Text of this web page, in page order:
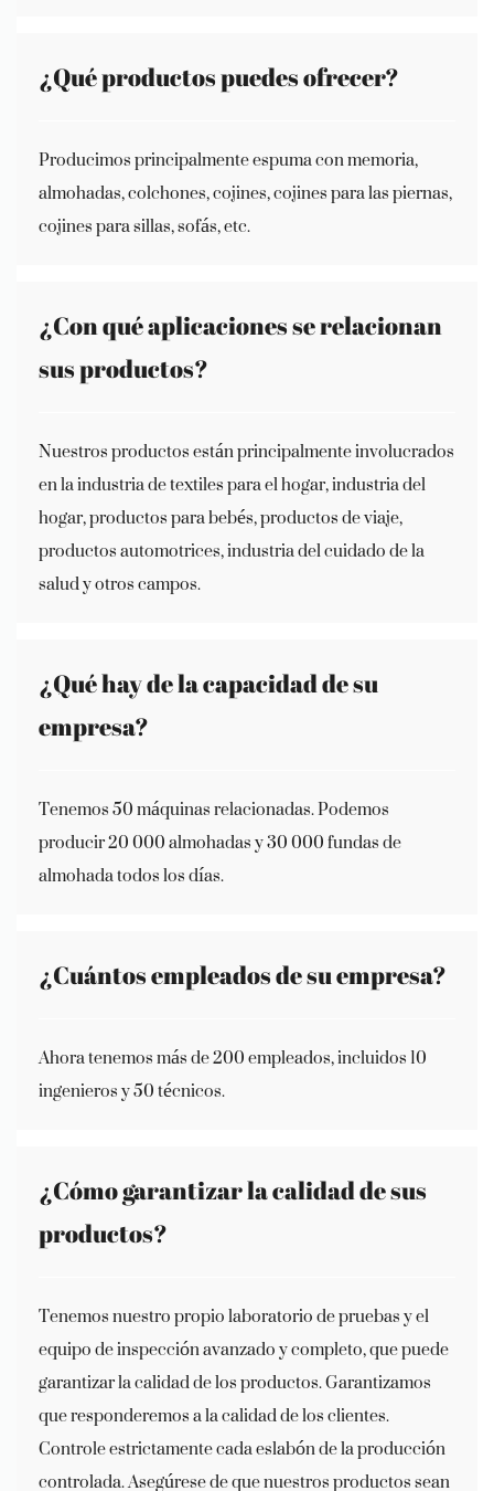
¿Qué productos puedes ofrecer?
Producimos principalmente espuma con memoria,
almohadas, colchones, cojines, cojines para las piernas,
cojines para sillas, sofás, etc.
¿Con qué aplicaciones se relacionan
sus productos?
Nuestros productos están principalmente involucrados
en la industria de textiles para el hogar, industria del
hogar, productos para bebés, productos de viaje,
productos automotrices, industria del cuidado de la
salud y otros campos.
¿Qué hay de la capacidad de su
empresa?
Tenemos 50 máquinas relacionadas. Podemos
producir 20 000 almohadas y 30 000 fundas de
almohada todos los días.
¿Cuántos empleados de su empresa?
Ahora tenemos más de 200 empleados, incluidos 10
ingenieros y 50 técnicos.
¿Cómo garantizar la calidad de sus
productos?
Tenemos nuestro propio laboratorio de pruebas y el
equipo de inspección avanzado y completo, que puede
garantizar la calidad de los productos. Garantizamos
que responderemos a la calidad de los clientes.
Controle estrictamente cada eslabón de la producción
controlada. Asegúrese de que nuestros productos sean